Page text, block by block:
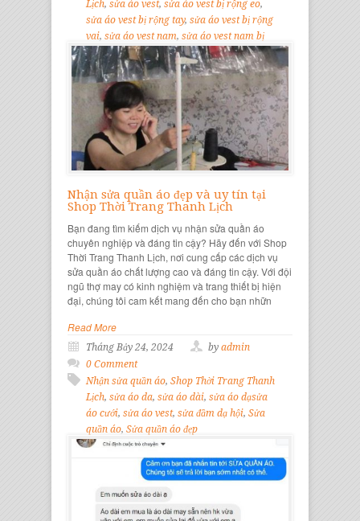
Lịch, sửa áo vest, sửa áo vest bị rộng eo,
sửa áo vest bị rộng tay, sửa áo vest bị rộng
vai, sửa áo vest nam, sửa áo vest nam bị
rộng,sửa áo vest nữ,sửa áo vest nữ bị
rộng
,Sửa quần áo ,Sửa quần áo đẹp
Nhận sửa quần áo đẹp và uy tín tại
Shop Thời Trang Thanh Lịch
Bạn đang tìm kiếm dịch vụ nhận sửa quần áo
chuyên nghiệp và đáng tin cậy? Hãy đến với Shop
Thời Trang Thanh Lịch, nơi cung cấp các dịch vụ
sửa quần áo chất lượng cao và đáng tin cậy. Với đội
ngũ thợ may có kinh nghiệm và trang thiết bị hiện
đại, chúng tôi cam kết mang đến cho bạn nhữn
Read More
Tháng Bảy 24, 2024 by admin
0 Comment
Nhận sửa quần áo, Shop Thời Trang Thanh
Lịch, sửa áo da, sửa áo dài, sửa áo dạsửa
áo cưới, sửa áo vest, sửa đầm dạ hội, Sửa
quần áo, Sửa quần áo đẹp